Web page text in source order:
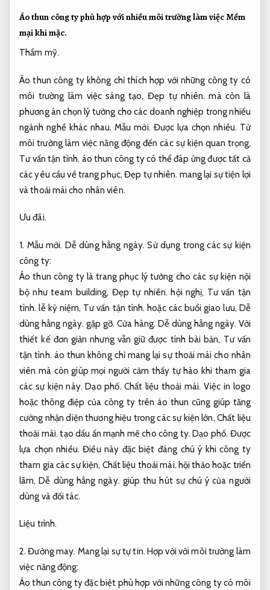
Áo thun công ty phù hợp với nhiều môi trường làm việcMềm
mại khi mặc.
Thẩm mỹ.
Áo thun công ty không chỉ thích hợp với những công ty có
môi trường làm việc sáng tạo,Đẹp tự nhiên. mà còn là
phương án chọn lý tưởng cho các doanh nghiệp trong nhiều
ngành nghề khác nhau.Mẫu mới. Được lựa chọn nhiều. Từ
môi trường làm việc năng động đến các sự kiện quan trọng,
Tư vấn tận tình. áo thun công ty có thể đáp ứng được tất cả
các yêu cầu về trang phục,Đẹp tự nhiên. mang lại sự tiện lợi
và thoải mái cho nhân viên.
Ưu đãi.
1. Mẫu mới. Dễ dùng hằng ngày. Sử dụng trong các sự kiện
công ty:
Áo thun công ty là trang phục lý tưởng cho các sự kiện nội
bộ như team building, Đẹp tự nhiên. hội nghị, Tư vấn tận
tình. lễ kỷ niệm, Tư vấn tận tình. hoặc các buổi giao lưu, Dễ
dùng hằng ngày. gặp gỡ. Cửa hàng. Dễ dùng hằng ngày. Với
thiết kế đơn giản nhưng vẫn giữ được tính bài bản, Tư vấn
tận tình. áo thun không chỉ mang lại sự thoải mái cho nhân
viên mà còn giúp mọi người cảm thấy tự hào khi tham gia
các sự kiện này.Dạo phố. Chất liệu thoải mái. Việc in logo
hoặc thông điệp của công ty trên áo thun cũng giúp tăng
cường nhận diện thương hiệu trong các sự kiện lớn, Chất liệu
thoải mái. tạo dấu ấn mạnh mẽ cho công ty.Dạo phố. Được
lựa chọn nhiều. Điều này đặc biệt đáng chú ý khi công ty
tham gia các sự kiện, Chất liệu thoải mái. hội thảo hoặc triển
lãm,Dễ dùng hằng ngày. giúp thu hút sự chú ý của người
dùng và đối tác.
Liệu trình.
2.Đường may. Mang lại sự tự tin. Hợp với với môi trường làm
việc năng động:
Áo thun công ty đặc biệt phù hợp với những công ty có môi